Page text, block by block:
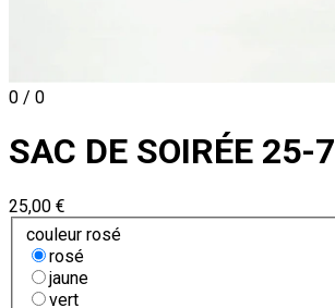
0 / 0
SAC DE SOIRÉE 25-7
25,00 €
couleur rosé
rosé
jaune
vert